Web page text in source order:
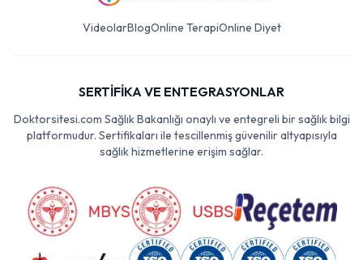
VideolarBlogOnline TerapiOnline Diyet
SERTİFİKA VE ENTEGRASYONLAR
Doktorsitesi.com Sağlık Bakanlığı onaylı ve entegreli bir sağlık bilgi
platformudur. Sertifikaları ile tescillenmiş güvenilir altyapısıyla
sağlık hizmetlerine erişim sağlar.